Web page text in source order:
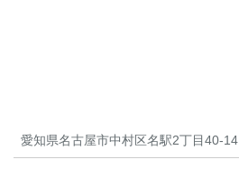
愛知県名古屋市中村区名駅2丁目40-14